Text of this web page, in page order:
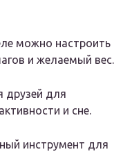
можно настроить
и желаемый вес.
друзей для
и сне.
инструмент для